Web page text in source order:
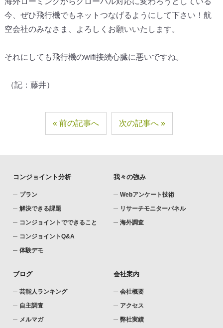
今、ぜひ飛行機でもネットつなげるようにして下さい！航
空会社のみなさま、よろしくお願いいたします。
それにしても飛行機のwifi接続心臓に悪いですね。
（記：藤井）
前の記事へ 次の記事へ
コンジョイント分析
プラン
解決できる課題
コンジョイントでできること
コンジョイントQ&A
体験デモ
我々の強み
Webアンケート技術
リサーチモニターパネル
海外調査
ブログ
芸能人ランキング
自主調査
メルマガ
会社案内
会社概要
アクセス
弊社実績